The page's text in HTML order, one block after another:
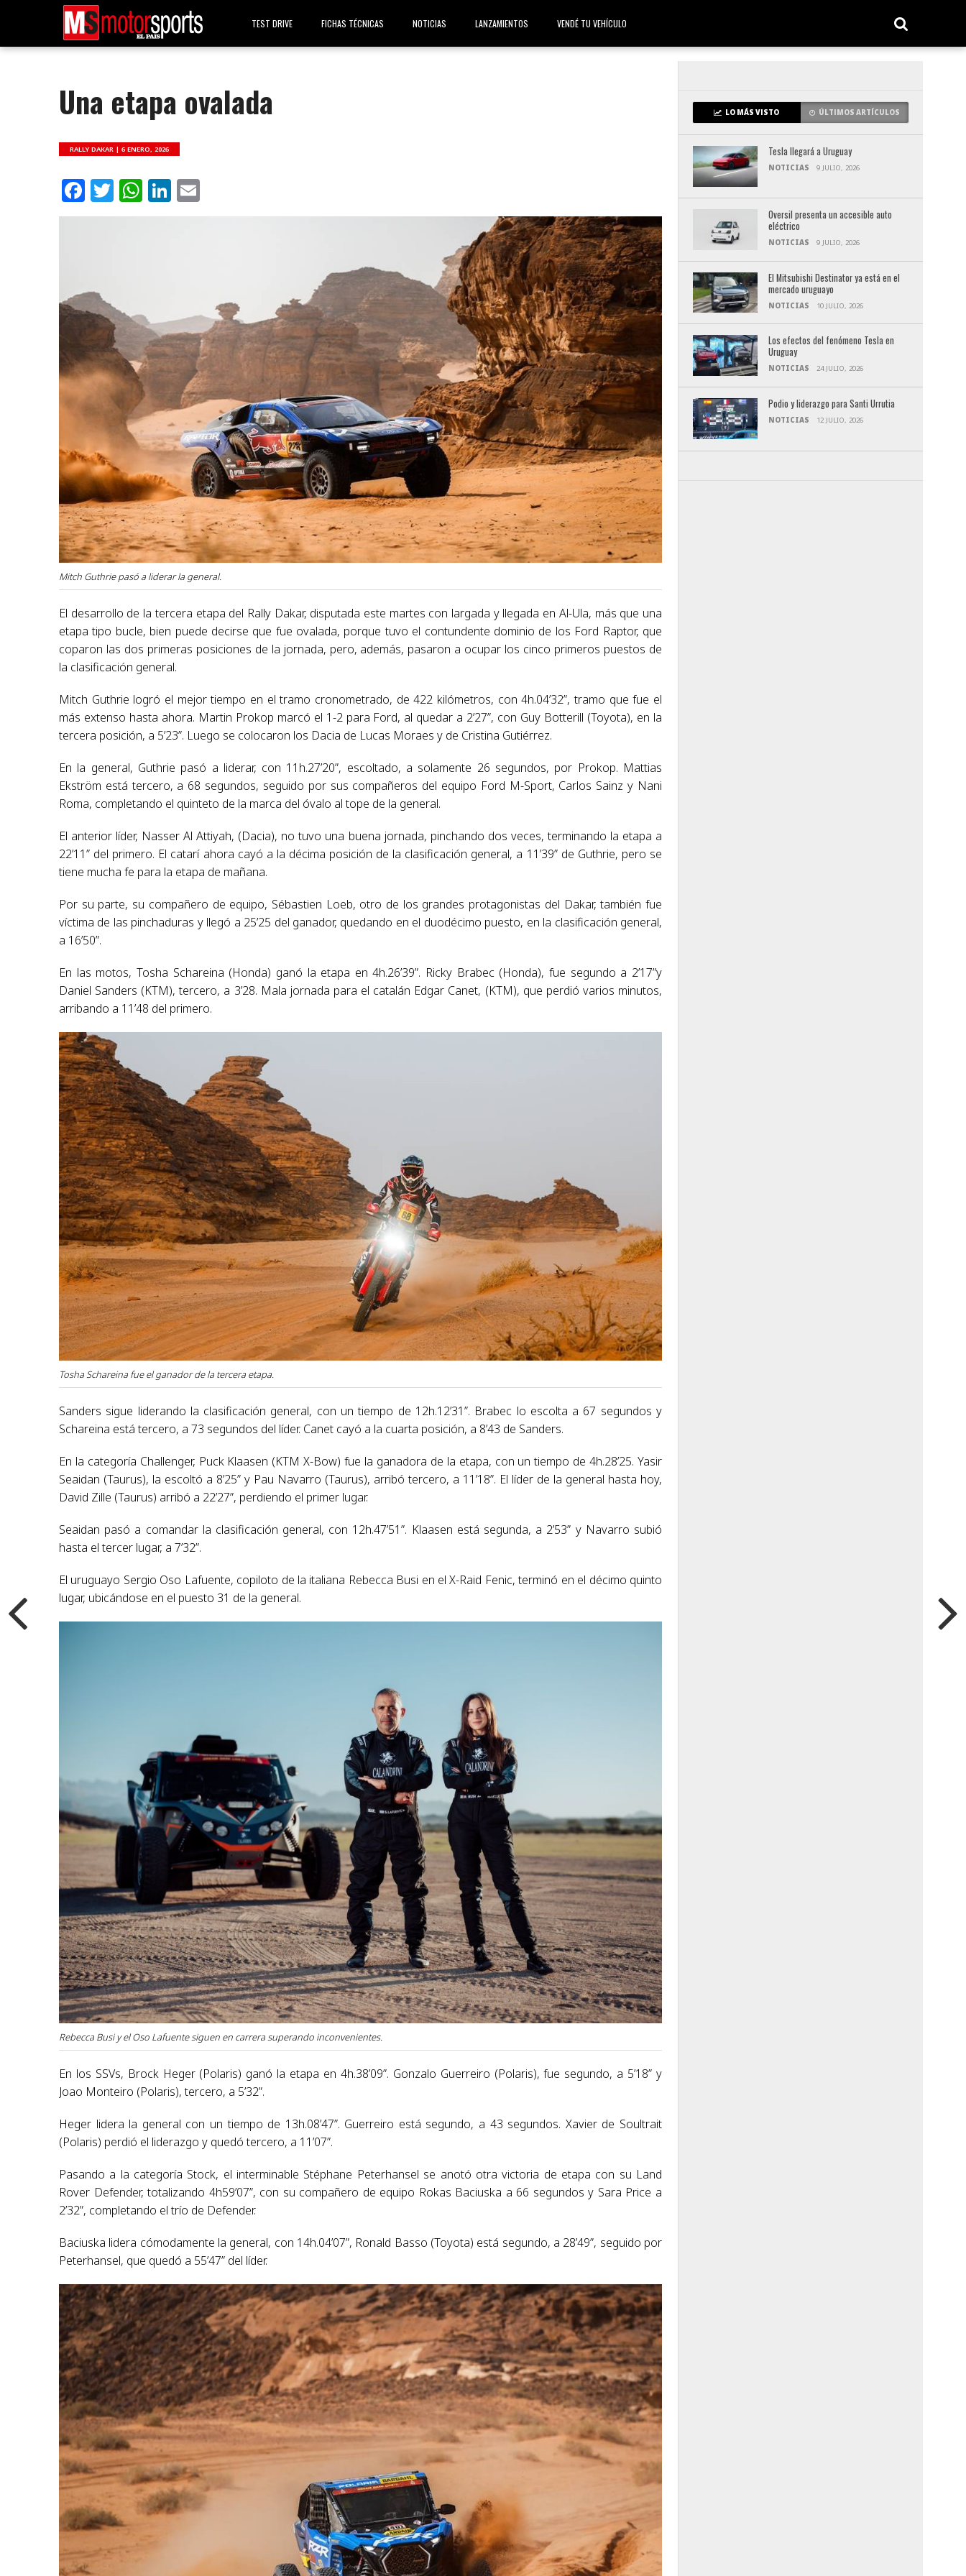
TEST DRIVE FICHAS TÉCNICAS NOTICIAS LANZAMIENTOS VENDÉ TU VEHÍCULO
Una etapa ovalada
RALLY DAKAR |6 ENERO, 2026
Facebook
Twitter
WhatsApp
LinkedIn
Mitch Guthrie pasó a liderar la general.
El desarrollo de la tercera etapa del Rally Dakar, disputada este martes con largada y llegada en Al-Ula, más que una
etapa tipo bucle, bien puede decirse que fue ovalada, porque tuvo el contundente dominio de los Ford Raptor, que
coparon las dos primeras posiciones de la jornada, pero, además, pasaron a ocupar los cinco primeros puestos de
la clasificación general.
Mitch Guthrie logró el mejor tiempo en el tramo cronometrado, de 422 kilómetros, con 4h.04’32”, tramo que fue el
más extenso hasta ahora. Martin Prokop marcó el 1-2 para Ford, al quedar a 2’27”, con Guy Botterill (Toyota), en la
tercera posición, a 5’23”. Luego se colocaron los Dacia de Lucas Moraes y de Cristina Gutiérrez.
En la general, Guthrie pasó a liderar, con 11h.27’20”, escoltado, a solamente 26 segundos, por Prokop. Mattias
Ekström está tercero, a 68 segundos, seguido por sus compañeros del equipo Ford M-Sport, Carlos Sainz y Nani
Roma, completando el quinteto de la marca del óvalo al tope de la general.
El anterior líder, Nasser Al Attiyah, (Dacia), no tuvo una buena jornada, pinchando dos veces, terminando la etapa a
22’11” del primero. El catarí ahora cayó a la décima posición de la clasificación general, a 11’39” de Guthrie, pero se
tiene mucha fe para la etapa de mañana.
Por su parte, su compañero de equipo, Sébastien Loeb, otro de los grandes protagonistas del Dakar, también fue
víctima de las pinchaduras y llegó a 25’25 del ganador, quedando en el duodécimo puesto, en la clasificación general,
a 16’50”.
En las motos, Tosha Schareina (Honda) ganó la etapa en 4h.26’39”. Ricky Brabec (Honda), fue segundo a 2’17”y
Daniel Sanders (KTM), tercero, a 3’28. Mala jornada para el catalán Edgar Canet, (KTM), que perdió varios minutos,
arribando a 11’48 del primero.
Tosha Schareina fue el ganador de la tercera etapa.
Sanders sigue liderando la clasificación general, con un tiempo de 12h.12’31”. Brabec lo escolta a 67 segundos y
Schareina está tercero, a 73 segundos del líder. Canet cayó a la cuarta posición, a 8’43 de Sanders.
En la categoría Challenger, Puck Klaasen (KTM X-Bow) fue la ganadora de la etapa, con un tiempo de 4h.28’25. Yasir
Seaidan (Taurus), la escoltó a 8’25” y Pau Navarro (Taurus), arribó tercero, a 11’18”. El líder de la general hasta hoy,
David Zille (Taurus) arribó a 22’27”, perdiendo el primer lugar.
Seaidan pasó a comandar la clasificación general, con 12h.47’51”. Klaasen está segunda, a 2’53” y Navarro subió
hasta el tercer lugar, a 7’32”.
El uruguayo Sergio Oso Lafuente, copiloto de la italiana Rebecca Busi en el X-Raid Fenic, terminó en el décimo quinto
lugar, ubicándose en el puesto 31 de la general.
Rebecca Busi y el Oso Lafuente siguen en carrera superando inconvenientes.
En los SSVs, Brock Heger (Polaris) ganó la etapa en 4h.38’09”. Gonzalo Guerreiro (Polaris), fue segundo, a 5’18” y
Joao Monteiro (Polaris), tercero, a 5’32”.
Heger lidera la general con un tiempo de 13h.08’47”. Guerreiro está segundo, a 43 segundos. Xavier de Soultrait
(Polaris) perdió el liderazgo y quedó tercero, a 11’07”.
Pasando a la categoría Stock, el interminable Stéphane Peterhansel se anotó otra victoria de etapa con su Land
Rover Defender, totalizando 4h59’07”, con su compañero de equipo Rokas Baciuska a 66 segundos y Sara Price a
2’32”, completando el trío de Defender.
Baciuska lidera cómodamente la general, con 14h.04’07”, Ronald Basso (Toyota) está segundo, a 28’49”, seguido por
Peterhansel, que quedó a 55’47” del líder.
LO MÁS VISTO ÚLTIMOS ARTÍCULOS
Tesla llegará a Uruguay
NOTICIAS 9 JULIO, 2026
Oversil presenta un accesible auto
eléctrico
NOTICIAS 9 JULIO, 2026
El Mitsubishi Destinator ya está en el
mercado uruguayo
NOTICIAS 10 JULIO, 2026
Los efectos del fenómeno Tesla en
Uruguay
NOTICIAS 24 JULIO, 2026
Podio y liderazgo para Santi Urrutia
NOTICIAS 12 JULIO, 2026